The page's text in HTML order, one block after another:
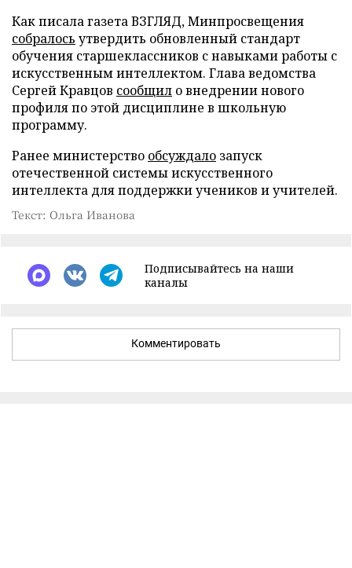
Как писала газета ВЗГЛЯД, Минпросвещения
собралось утвердить обновленный стандарт
обучения старшеклассников с навыками работы с
искусственным интеллектом. Глава ведомства
Сергей Кравцов сообщил о внедрении нового
профиля по этой дисциплине в школьную
программу.
Ранее министерство обсуждало запуск
отечественной системы искусственного
интеллекта для поддержки учеников и учителей.
Текст: Ольга Иванова
Подписывайтесь на наши
каналы
Комментировать